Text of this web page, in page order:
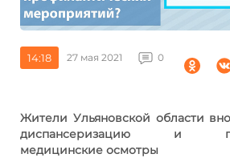
14:18 27 мая 2021 0
Жители Ульяновской области
диспансеризацию и
медицинские осмотры